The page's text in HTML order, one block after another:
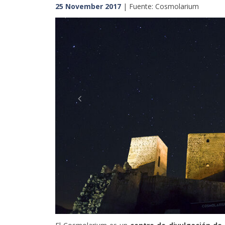
25 November 2017| Fuente: Cosmolarium
Previous